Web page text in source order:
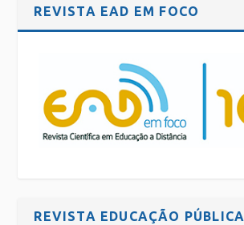
REVISTA EAD EM FOCO
REVISTA EDUCAÇÃO PÚBLICA